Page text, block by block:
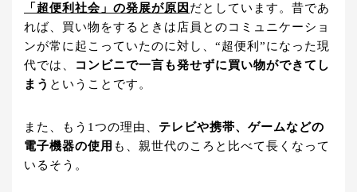
「超便利社会」の発展が原因 だとしています。昔であ
れば、買い物をするときは店員とのコミュニケーショ
ンが常に起こっていたのに対し、“超便利”になった現
代では、
コンビニで一言も発せずに買い物ができてし
まう ということです。
また、もう1つの理由、 テレビや携帯、ゲームなどの
電子機器の使用 も、親世代のころと比べて長くなって
いるそう。